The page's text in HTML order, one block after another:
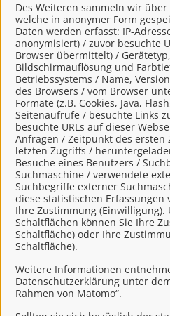
Des Weiteren sammeln wir
welche in anonymer Form
Daten werden erfasst: IP-
anonymisiert) / zuvor besuchte
Browser übermittelt) /
Bildschirmauflösung und
Betriebssystems / Name,
des Browsers / vom Browser
Formate (z.B. Cookies, Java,
Seitenaufrufe / besuchte Links
besuchte URLs auf dieser
Anfragen / Zeitpunkt des ersten
letzten Zugriffs /
Besuche eines Benutzers /
Suchmaschine / verwendete
Suchbegriffe externer
diese statistischen Erfassungen
Ihre Zustimmung
Schaltflächen können Sie Ihre
Schaltfläche) oder Ihre
Schaltfläche).
Weitere Informationen
Datenschutzerklärung unter
Rahmen von Matomo“.
Juristische Personen,
Vereinigungen,
kann
natürliche
gewerblich tätig sind.
Eine Nutzung ist aber
Sinne von § 1 Abs. 4
Mit einem Klick auf
Unternehmenskonto"
genommen und willigen
Daten aus Mein
Serviceportal LK Leer ein.
So funktioniert´s: